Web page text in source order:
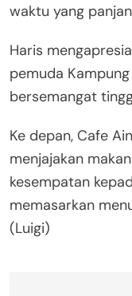
waktu yang
Haris
pemuda
bersemangat
Ke depan, Cafe
menjajakan
kesempatan
memasarkan
(Luigi)